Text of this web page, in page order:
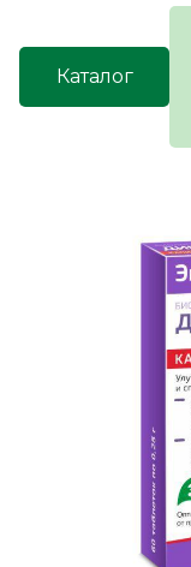
Каталог